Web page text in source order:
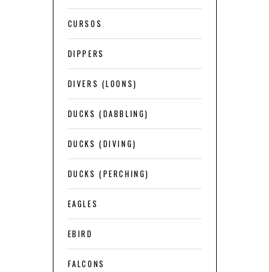
CURSOS
DIPPERS
DIVERS (LOONS)
DUCKS (DABBLING)
DUCKS (DIVING)
DUCKS (PERCHING)
EAGLES
EBIRD
FALCONS